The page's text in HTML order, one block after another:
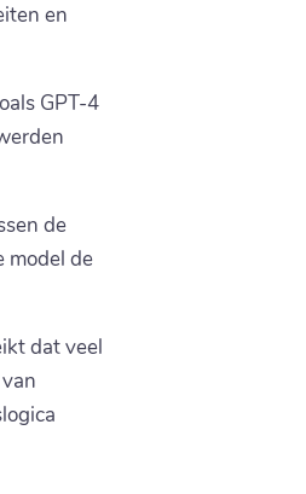
en
GPT-4
de
model de
dat veel